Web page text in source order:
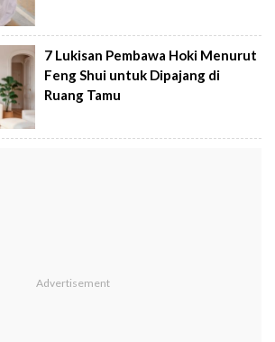
7 Lukisan Pembawa Hoki Menurut
Feng Shui untuk Dipajang di
Ruang Tamu